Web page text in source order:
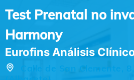
Test Prenatal no
Harmony
Eurofins Análisis
Calle de San Clemente,